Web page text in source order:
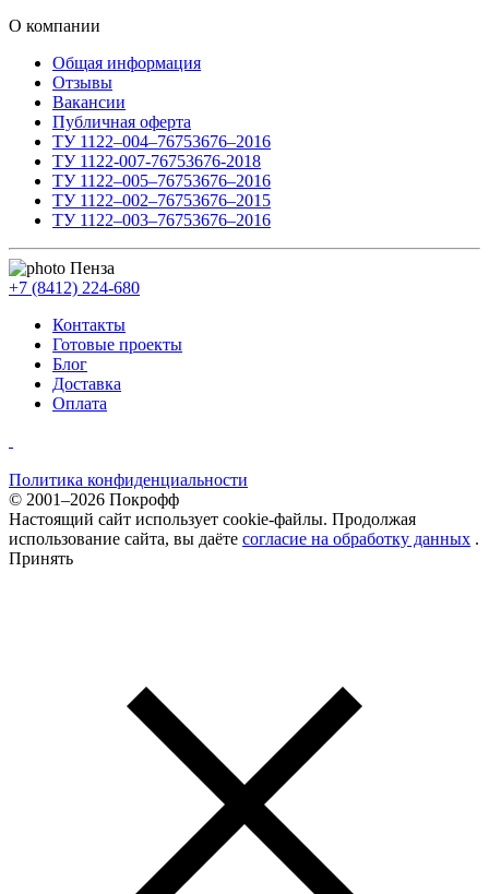
О компании
Общая информация
Отзывы
Вакансии
Публичная оферта
ТУ 1122–004–76753676–2016
ТУ 1122-007-76753676-2018
ТУ 1122–005–76753676–2016
ТУ 1122–002–76753676–2015
ТУ 1122–003–76753676–2016
Пенза
+7 (8412) 224-680
Контакты
Готовые проекты
Блог
Доставка
Оплата
Политика конфиденциальности
© 2001–2026 Покрофф
Настоящий сайт использует cookie-файлы. Продолжая
использование сайта, вы даёте согласие на обработку данных .
Принять